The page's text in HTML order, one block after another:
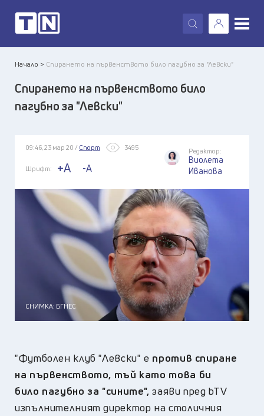
X
Начало > Спирането на първенството било пагубно за "Левски"
Спирането на първенството било
пагубно за "Левски"
09:46, 23 мар 20 / Спорт 3495
Шрифт: +A -A
Редактор:
Виолета
Иванова
СНИМКА: БГНЕС
"Футболен клуб "Левски" е против спиране
на първенството, тъй като това би
било пагубно за "сините", заяви пред bTV
изпълнителният директор на столичния